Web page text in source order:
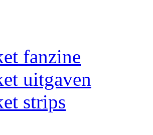
fanzine
uitgaven
strips